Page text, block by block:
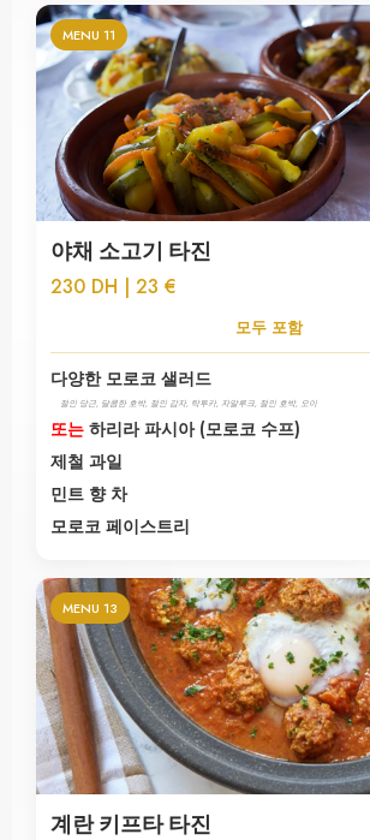
MENU 11
야채 소고기 타진
230 DH | 23 €
모두 포함
다양한 모로코 샐러드
절인 당근, 달콤한 호박, 절인 감자, 탁투카, 자알루크, 절인 호박, 오이
또는 하리라 파시아 (모로코 수프)
제철 과일
민트 향 차
모로코 페이스트리
MENU 13
계란 키프타 타진